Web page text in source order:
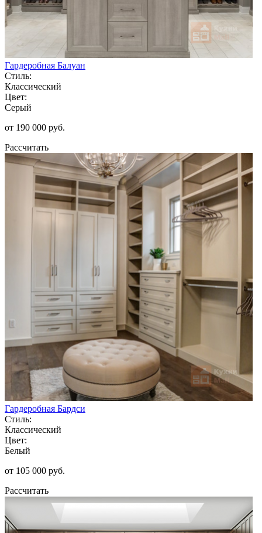
Гардеробная Балуан
Стиль:
Классический
Цвет:
Серый
от 190 000 руб.
Рассчитать
Гардеробная Бардси
Стиль:
Классический
Цвет:
Белый
от 105 000 руб.
Рассчитать